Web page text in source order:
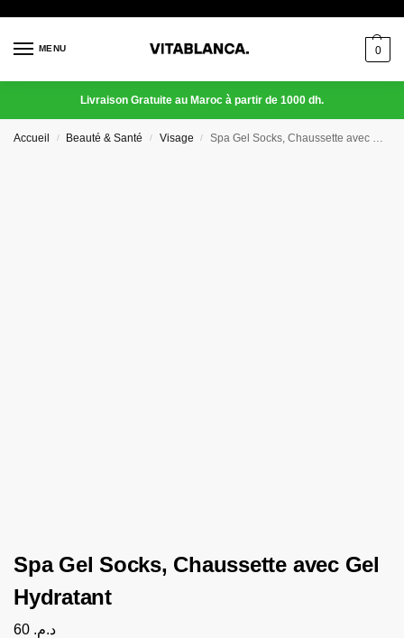
MENU 0
Livraison Gratuite au Maroc à partir de 1000 dh.
Accueil / Beauté & Santé / Visage / Spa Gel Socks, Chaussette avec Gel Hydratant
Spa Gel Socks, Chaussette avec Gel
Hydratant
د.م.